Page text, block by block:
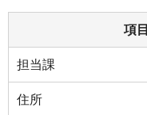
項目
担当課
住所